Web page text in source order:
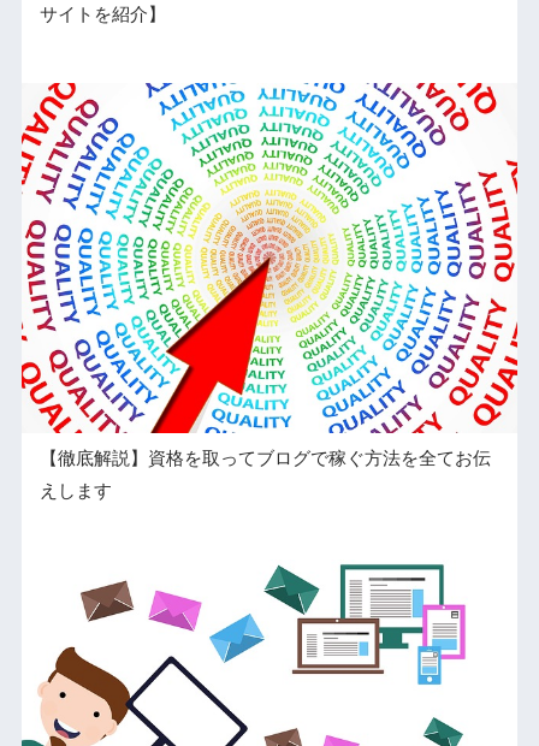
サイトを紹介】
【徹底解説】資格を取ってブログで稼ぐ方法を全てお伝
えします